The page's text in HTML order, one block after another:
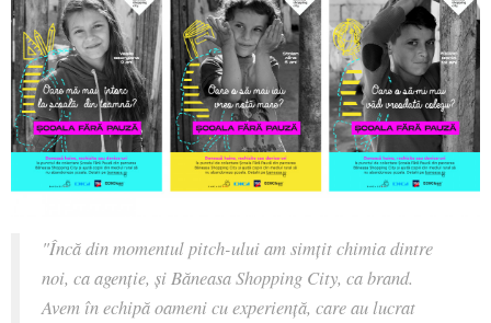
"Încă din momentul pitch-ului am simțit chimia dintre
noi, ca agenție, și Băneasa Shopping City, ca brand.
Avem în echipă oameni cu experiență, care au lucrat